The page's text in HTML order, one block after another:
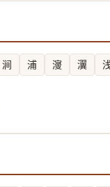
涧 浦 濅 瀷